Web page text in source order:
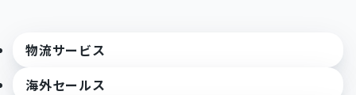
物流サービス
海外セールス